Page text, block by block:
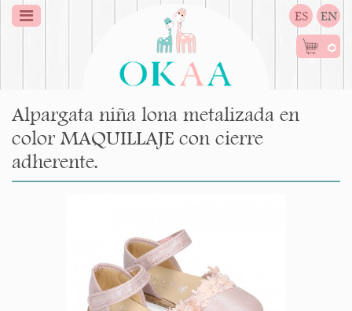
ES EN
0
Alpargata niña lona metalizada en
color MAQUILLAJE con cierre
adherente.